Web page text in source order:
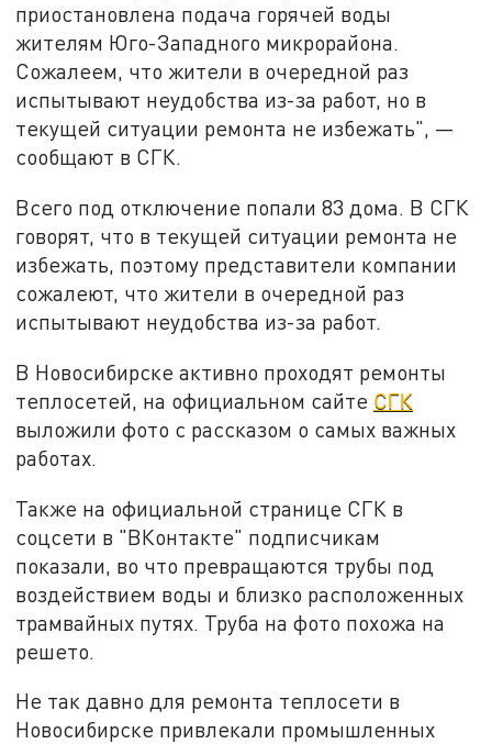
приостановлена подача горячей воды
жителям Юго-Западного микрорайона.
Сожалеем, что жители в очередной раз
испытывают неудобства из-за работ, но в
текущей ситуации ремонта не избежать", —
сообщают в СГК.
Всего под отключение попали 83 дома. В СГК
говорят, что в текущей ситуации ремонта не
избежать, поэтому представители компании
сожалеют, что жители в очередной раз
испытывают неудобства из-за работ.
В Новосибирске активно проходят ремонты
теплосетей, на официальном сайте СГК
выложили фото с рассказом о самых важных
работах.
Также на официальной странице СГК в
соцсети в "ВКонтакте" подписчикам
показали, во что превращаются трубы под
воздействием воды и близко расположенных
трамвайных путях. Труба на фото похожа на
решето.
Не так давно для ремонта теплосети в
Новосибирске привлекали промышленных